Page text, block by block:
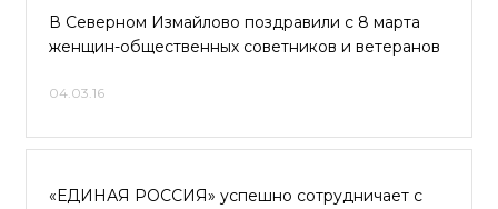
В Северном Измайлово поздравили с 8 марта
женщин-общественных советников и ветеранов
04.03.16
«ЕДИНАЯ РОССИЯ» успешно сотрудничает с